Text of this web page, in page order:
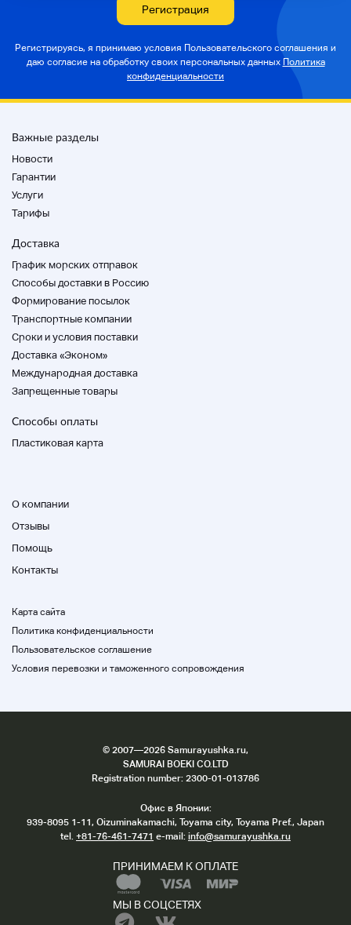
Регистрация
Регистрируясь, я принимаю условия Пользовательского соглашения и
даю согласие на обработку своих персональных данных Политика
конфиденциальности
Важные разделы
Новости
Гарантии
Услуги
Тарифы
Доставка
График морских отправок
Способы доставки в Россию
Формирование посылок
Транспортные компании
Cроки и условия поставки
Доставка «Эконом»
Международная доставка
Запрещенные товары
Способы оплаты
Пластиковая карта
О компании
Отзывы
Помощь
Контакты
Карта сайта
Политика конфиденциальности
Пользовательское соглашение
Условия перевозки и таможенного сопровождения
© 2007—2026 Samurayushka.ru,
SAMURAI BOEKI CO.LTD
Registration number: 2300-01-013786
Офис в Японии:
939-8095 1-11, Oizuminakamachi, Toyama city, Toyama Pref., Japan
tel. +81-76-461-7471 e-mail: info@samurayushka.ru
ПРИНИМАЕМ К ОПЛАТЕ
МЫ В СОЦСЕТЯХ